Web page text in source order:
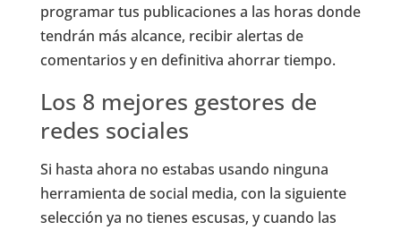
programar tus publicaciones a las horas donde
tendrán más alcance, recibir alertas de
comentarios y en definitiva ahorrar tiempo.
Los 8 mejores gestores de
redes sociales
Si hasta ahora no estabas usando ninguna
herramienta de social media, con la siguiente
selección ya no tienes escusas, y cuando las